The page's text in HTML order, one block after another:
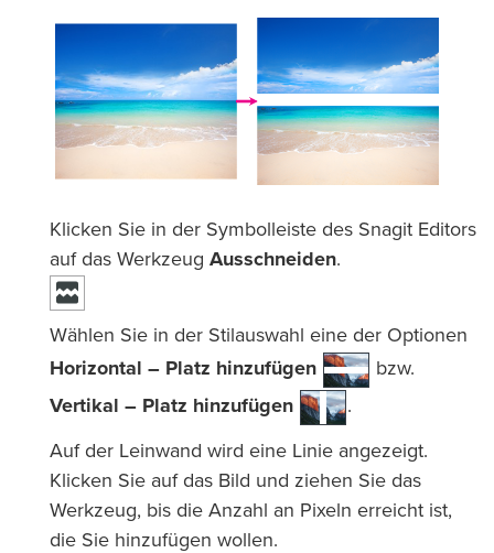
Klicken Sie in der Symbolleiste des Snagit Editors
auf das Werkzeug Ausschneiden.
Wählen Sie in der Stilauswahl eine der Optionen
Horizontal – Platz hinzufügen
bzw.
Vertikal – Platz hinzufügen
.
Auf der Leinwand wird eine Linie angezeigt.
Klicken Sie auf das Bild und ziehen Sie das
Werkzeug, bis die Anzahl an Pixeln erreicht ist,
die Sie hinzufügen wollen.